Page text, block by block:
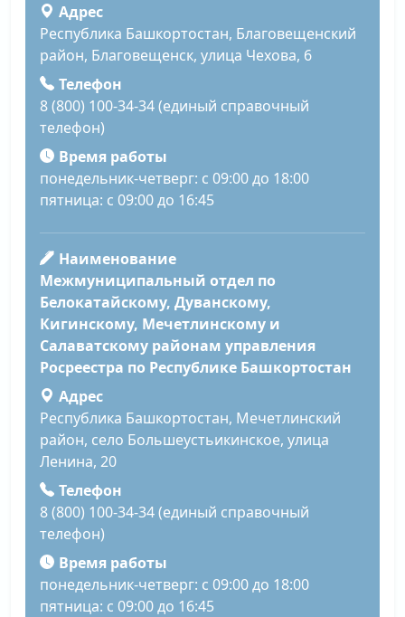
Адрес
Республика Башкортостан, Благовещенский
район, Благовещенск, улица Чехова, 6
Телефон
8 (800) 100-34-34 (единый справочный
телефон)
Время работы
понедельник-четверг: с 09:00 до 18:00
пятница: с 09:00 до 16:45
Наименование
Межмуниципальный отдел по
Белокатайскому, Дуванскому,
Кигинскому, Мечетлинскому и
Салаватскому районам управления
Росреестра по Республике Башкортостан
Адрес
Республика Башкортостан, Мечетлинский
район, село Большеустьикинское, улица
Ленина, 20
Телефон
8 (800) 100-34-34 (единый справочный
телефон)
Время работы
понедельник-четверг: с 09:00 до 18:00
пятница: с 09:00 до 16:45